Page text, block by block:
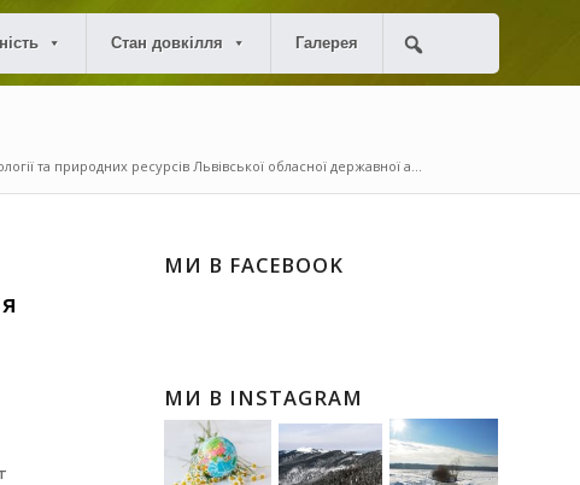
Стан довкілля Галерея
та природних ресурсів Львівської обласної державної а...
МИ В FACEBOOK
МИ В INSTAGRAM